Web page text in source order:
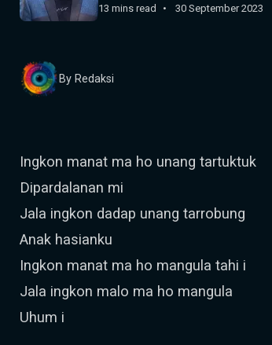
13 mins read
30 September 2023
By Redaksi
Ingkon manat ma ho unang tartuktuk
Dipardalanan mi
Jala ingkon dadap unang tarrobung
Anak hasianku
Ingkon manat ma ho mangula tahi i
Jala ingkon malo ma ho mangula
Uhum i